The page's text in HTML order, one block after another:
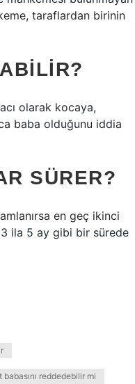
taraflardan birinin
olarak kocaya,
baba olduğunu iddia
SÜRER?
en geç ikinci
3 ila 5 ay gibi bir sürede
babasını reddedebilir mi